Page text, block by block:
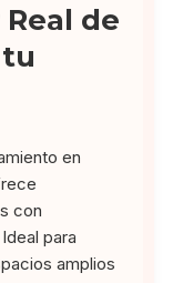
de
en
con
para
amplios